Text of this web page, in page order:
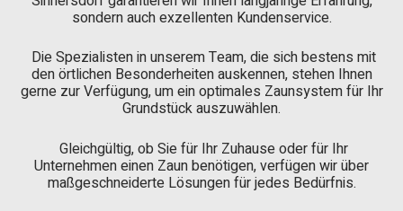
sondern auch exzellenten Kundenservice.
Die Spezialisten in unserem Team, die sich bestens mit
den örtlichen Besonderheiten auskennen, stehen Ihnen
gerne zur Verfügung, um ein optimales Zaunsystem für Ihr
Grundstück auszuwählen.
Gleichgültig, ob Sie für Ihr Zuhause oder für Ihr
Unternehmen einen Zaun benötigen, verfügen wir über
maßgeschneiderte Lösungen für jedes Bedürfnis.